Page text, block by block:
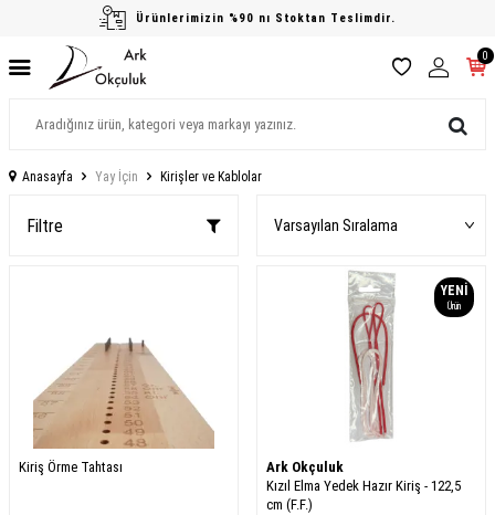
Ürünlerimizin %90 nı Stoktan Teslimdir.
0
Anasayfa Yay İçin Kirişler ve Kablolar
Filtre
Kiriş Örme Tahtası
YENI
Ürün
Ark Okçuluk
Kızıl Elma Yedek Hazır Kiriş - 122,5
cm (F.F.)